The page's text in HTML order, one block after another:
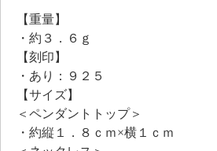
ました。
【重量】
・約３．６ｇ
【刻印】
・あり：９２５
【サイズ】
＜ペンダントトップ＞
・約縦１．８ｃｍ×横１ｃｍ